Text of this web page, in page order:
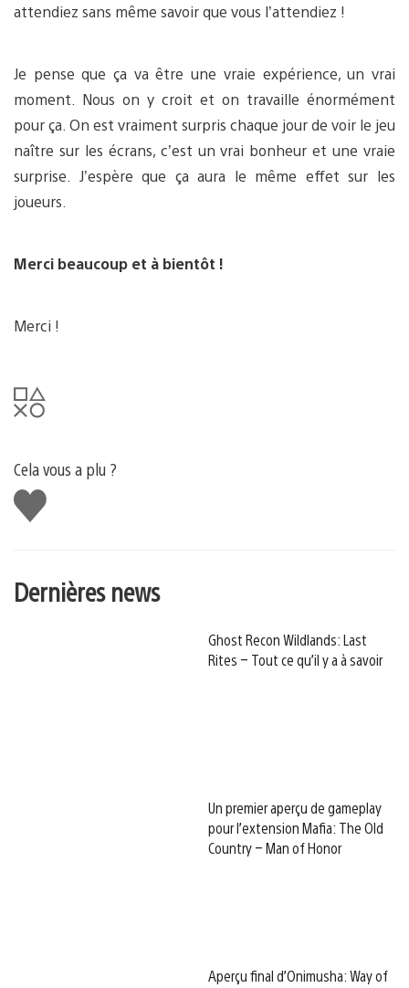
attendiez sans même savoir que vous l’attendiez !
Je pense que ça va être une vraie expérience, un vrai
moment. Nous on y croit et on travaille énormément
pour ça. On est vraiment surpris chaque jour de voir le jeu
naître sur les écrans, c’est un vrai bonheur et une vraie
surprise. J’espère que ça aura le même effet sur les
joueurs.
Merci beaucoup et à bientôt !
Merci !
Cela vous a plu ?
J'aime
Dernières news
Ghost Recon Wildlands: Last
Rites – Tout ce qu’il y a à savoir
Un premier aperçu de gameplay
pour l’extension Mafia: The Old
Country – Man of Honor
Aperçu final d’Onimusha: Way of